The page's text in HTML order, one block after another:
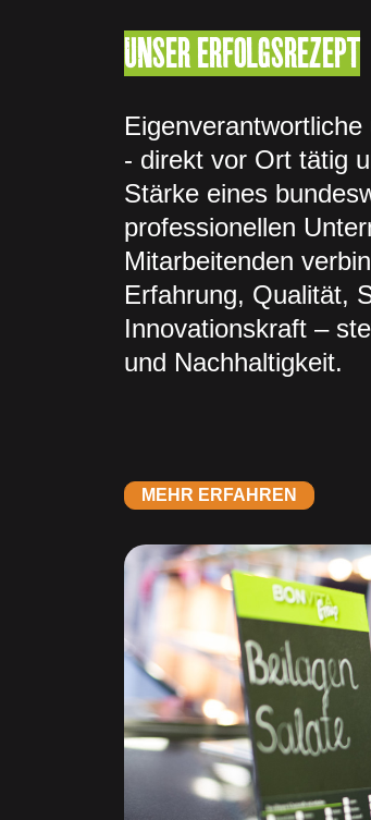
UNSER ERFOLGSREZEPT
- direkt vor Ort tätig
Stärke eines
professionellen
Mitarbeitenden
Erfahrung, Qualität,
Innovationskraft –
und Nachhaltigkeit.
MEHR ERFAHREN